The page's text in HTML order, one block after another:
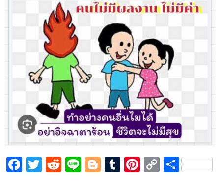
F T R Li Bl T Pi C S